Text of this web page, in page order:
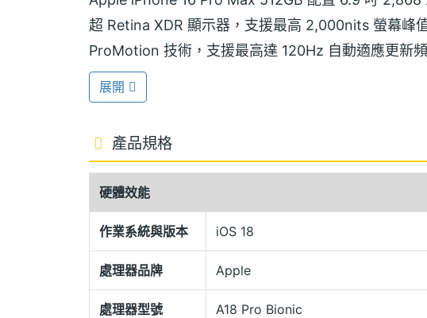
超 Retina XDR 顯示器，支援最高 2,000nits 螢幕峰
ProMotion 技術，支援最高達 120Hz 自動適應更新
僅整合前鏡頭與 FaceID 功能，可提供豐富的顯示通
Apple iPhone 16 Pro Max 512GB 採用 5 級鈦金屬
達到 IEC 60529 標準的 IP68 防塵防水等級，可在
機身除了保留動作按鈕外，也首度加入最新的相機控
曝光與景深功能。
A18 Pro 仿生晶片
Apple iPhone 16 Pro Max 512GB 搭載 A18 Pro 仿
展開
產品規格
硬體效能
作業系統與版本 iOS 18
處理器品牌 Apple
處理器型號 A18 Pro Bionic